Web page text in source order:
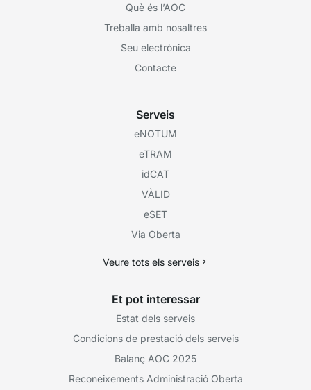
Què és l’AOC
Treballa amb nosaltres
Seu electrònica
Contacte
Serveis
eNOTUM
eTRAM
idCAT
VÀLID
eSET
Via Oberta
Veure tots els serveis
Et pot interessar
Estat dels serveis
Condicions de prestació dels serveis
Balanç AOC 2025
Reconeixements Administració Oberta